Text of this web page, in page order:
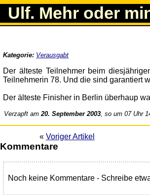
Ulf. Mehr oder
Kategorie: Verausgabt
Der älteste Teilnehmer beim
Teilnehmerin 78. Und die sind garantiert
Der älteste Finisher in Berlin überhaup
Verzapft am20. September 2003, so um 07 Uhr
« Voriger Artikel
Kommentare
Noch keine Kommentare - Schreibe